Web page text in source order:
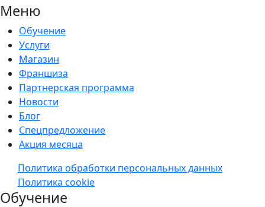
Меню
Обучение
Услуги
Магазин
Франшиза
Партнерская программа
Новости
Блог
Спецпредложение
Акция месяца
Политика обработки персональных данных
Политика cookie
Обучение